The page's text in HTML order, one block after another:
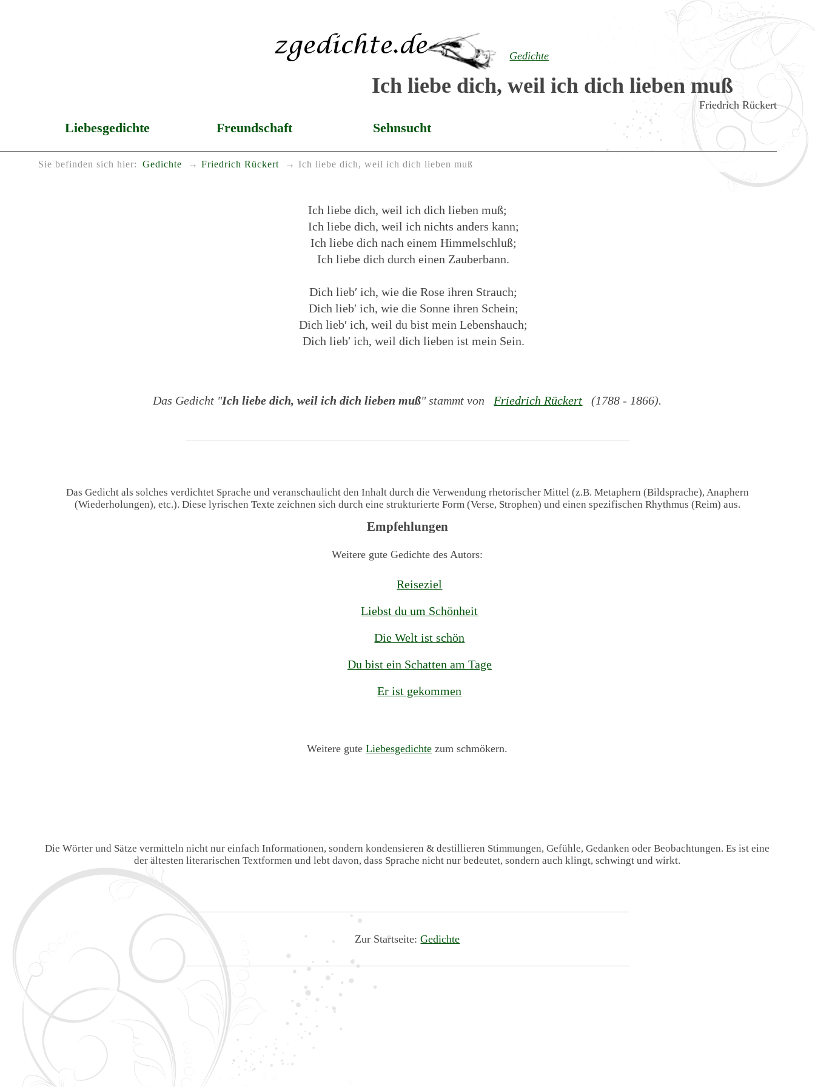
Gedichte
Ich liebe dich, weil ich dich lieben muß
Friedrich Rückert
Liebesgedichte Freundschaft Sehnsucht
Sie befinden sich hier: Gedichte Friedrich Rückert Ich liebe dich, weil ich dich lieben muß
Ich liebe dich, weil ich dich lieben muß;
Ich liebe dich, weil ich nichts anders kann;
Ich liebe dich nach einem Himmelschluß;
Ich liebe dich durch einen Zauberbann.
Dich lieb′ ich, wie die Rose ihren Strauch;
Dich lieb′ ich, wie die Sonne ihren Schein;
Dich lieb′ ich, weil du bist mein Lebenshauch;
Dich lieb′ ich, weil dich lieben ist mein Sein.
Das Gedicht "Ich liebe dich, weil ich dich lieben muß" stammt von Friedrich Rückert (1788 - 1866).
Das Gedicht als solches verdichtet Sprache und veranschaulicht den Inhalt durch die Verwendung rhetorischer Mittel (z.B. Metaphern (Bildsprache), Anaphern
(Wiederholungen), etc.). Diese lyrischen Texte zeichnen sich durch eine strukturierte Form (Verse, Strophen) und einen spezifischen Rhythmus (Reim) aus.
Empfehlungen
Weitere gute Gedichte des Autors:
Reiseziel
Liebst du um Schönheit
Die Welt ist schön
Du bist ein Schatten am Tage
Er ist gekommen
Weitere guteLiebesgedichte zum schmökern.
Die Wörter und Sätze vermitteln nicht nur einfach Informationen, sondern kondensieren & destillieren Stimmungen, Gefühle, Gedanken oder Beobachtungen. Es ist eine
der ältesten literarischen Textformen und lebt davon, dass Sprache nicht nur bedeutet, sondern auch klingt, schwingt und wirkt.
Zur Startseite:Gedichte